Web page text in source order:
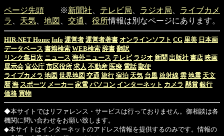
ページ先頭 ※新聞社 テレビ局 ラジオ局
ライブカメ
ラ
天気 地図 交通 役所情報は別なページにあります。
HIR-NET Home Info 運営者 運営者著書 オンラインソフト CG 里美 日本画
データベース 書籍検索 WEB検索 辞書 翻訳
リンク集目次 ニュース 海外ニュース テレビ ラジオ 新聞 出版社 書店 映画
展示会 官公庁 市区役所 求人 不動産 医療 電話 郵便
ライブカメラ 地図 世界地図 交通 旅行 宿泊 天気 台風 放射線 雲 地震 天文
暦 海 スポーツ メーカー 家電 パソコン インターネット カメラ 懸賞 銀行
価格 買物
◆本サイトではリファレンス・サービスは行っておりません。御相談は各
機関に問い合わせをお願い致します。
◆本サイトはインターネットのアドレス情報を提供するのみです。情報の